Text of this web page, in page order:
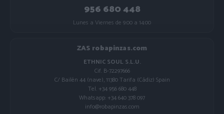
956 680 448
Lunes a Viernes de 9:00 a 14:00
ZAS robapinzas.com
ETHNIC SOUL S.L.U.
Cif. B-72297666
C/ Bailén 44 (nave), 11380 Tarifa (Cádiz) Spain
Tel. +34 956 680 448
Whatsapp: +34 640 378 097
info@robapinzas.com